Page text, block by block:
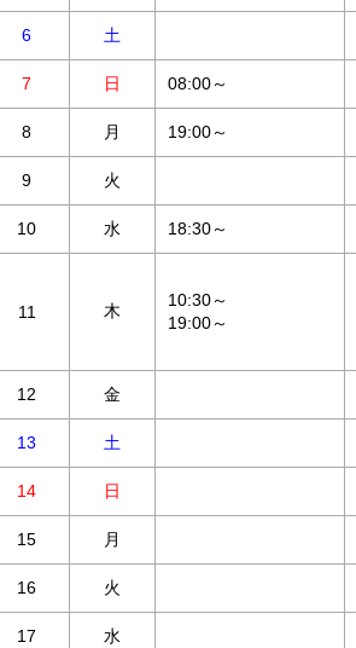
6 土
7 日 08:00～
8 月 19:00～
9 火
10 水 18:30～
11 木
10:30～
19:00～
12 金
13 土
14 日
15 月
16 火
17 水